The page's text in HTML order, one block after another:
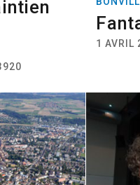
1 AVRIL